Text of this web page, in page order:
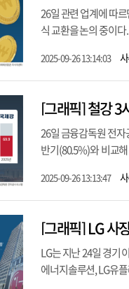
26일 관련 업계에 따
식 교환을 논의 중이
2025-09-26 13:14:03
[그래픽] 철강 3
26일 금융감독원 전
반기(80.5%)와 비교
2025-09-26 13:13:47
[그래픽] LG 사
LG는 지난 24일 경기
에너지솔루션, LG유